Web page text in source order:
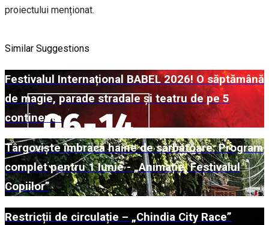
proiectului menționat.
Similar Suggestions
Festivalul Internațional BABEL 2026! O săptămână
de magie, parade stradale și teatru de pe 5
continente
Târgoviște îmbracă haine de sărbătoare: Program
complet pentru 1 Iunie - „Animație, Festivalul
Copiilor”
Restricții de circulație – „Chindia City Race”